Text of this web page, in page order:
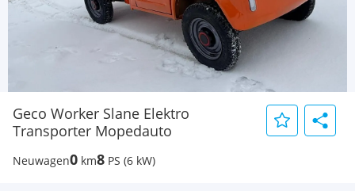
Geco Worker Slane Elektro
Transporter Mopedauto
Neuwagen0 km8 PS (6 kW)